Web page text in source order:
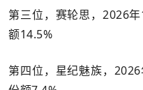
第三位，赛轮思，2026
额14.5%
第四位，星纪魅族，